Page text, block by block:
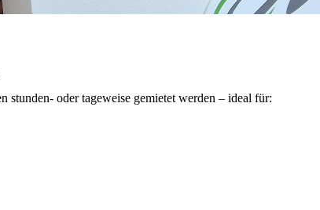
stunden- oder tageweise gemietet werden – ideal für: